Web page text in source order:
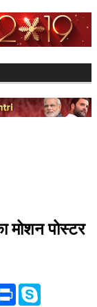
मोशन पोस्टर
Print